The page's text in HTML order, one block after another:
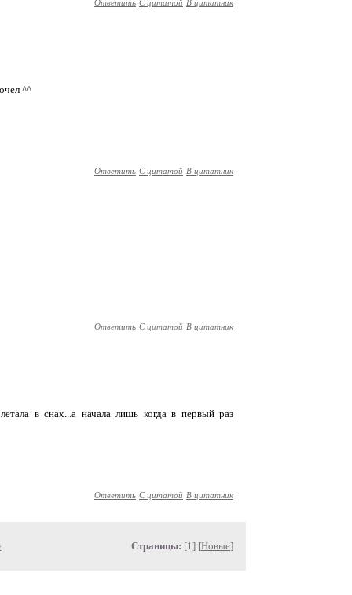
^^
Ответить С цитатой В цитатник
Ответить С цитатой В цитатник
в снах...а начала лишь когда в первый раз
Ответить С цитатой В цитатник
Страницы: [1] [Новые]